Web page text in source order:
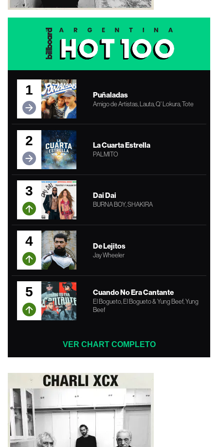
1 Puñaladas
Amigo de Artistas, Lauta, Q' Lokura, Tote
2 La Cuarta Estrella
PALMITO
3 Dai Dai
BURNA BOY, SHAKIRA
4 De Lejitos
Jay Wheeler
5 Cuando No Era Cantante
El Bogueto, El Bogueto & Yung Beef, Yung
Beef
VER CHART COMPLETO